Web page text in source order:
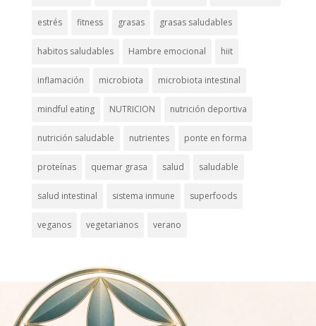
estrés fitness grasas grasas saludables
habitos saludables Hambre emocional hiit
inflamación microbiota microbiota intestinal
mindful eating NUTRICION nutrición deportiva
nutrición saludable nutrientes ponte en forma
proteínas quemar grasa salud saludable
salud intestinal sistema inmune superfoods
veganos vegetarianos verano